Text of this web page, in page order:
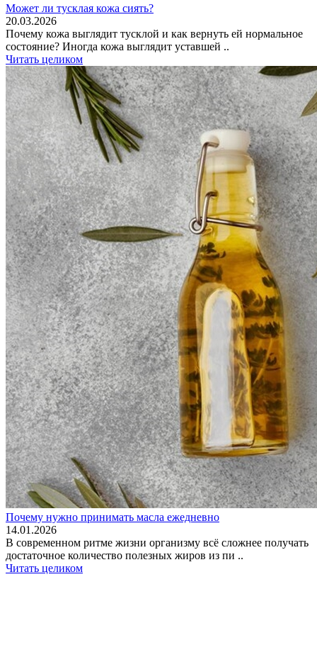
Может ли тусклая кожа сиять?
20.03.2026
Почему кожа выглядит тусклой и как вернуть ей нормальное
состояние? Иногда кожа выглядит уставшей ..
Читать целиком
Почему нужно принимать масла ежедневно
14.01.2026
В современном ритме жизни организму всё сложнее получать
достаточное количество полезных жиров из пи ..
Читать целиком